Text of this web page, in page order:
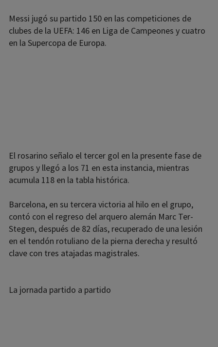
Messi jugó su partido 150 en las competiciones de
clubes de la UEFA: 146 en Liga de Campeones y cuatro
en la Supercopa de Europa.
El rosarino señalo el tercer gol en la presente fase de
grupos y llegó a los 71 en esta instancia, mientras
acumula 118 en la tabla histórica.
Barcelona, en su tercera victoria al hilo en el grupo,
contó con el regreso del arquero alemán Marc Ter-
Stegen, después de 82 días, recuperado de una lesión
en el tendón rotuliano de la pierna derecha y resultó
clave con tres atajadas magistrales.
La jornada partido a partido